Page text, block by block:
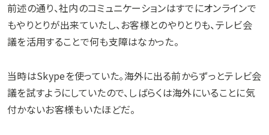
前述の通り、社内のコミュニケーションはすでにオンラインで
もやりとりが出来ていたし、お客様とのやりとりも、テレビ会
議を活用することで何も支障はなかった。
当時はSkypeを使っていた。海外に出る前からずっとテレビ会
議を試すようにしていたので、しばらくは海外にいることに気
付かないお客様もいたほどだ。